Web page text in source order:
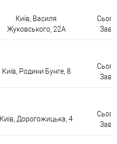
Київ, Василя
Жуковського, 22А
Київ, Родини Бунге, 8
Київ, Дорогожицька, 4